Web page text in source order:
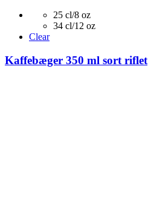
har
flere
kan
25 cl/8 oz
34 cl/12 oz
Clear
Kaffebæger 350 ml sort riflet